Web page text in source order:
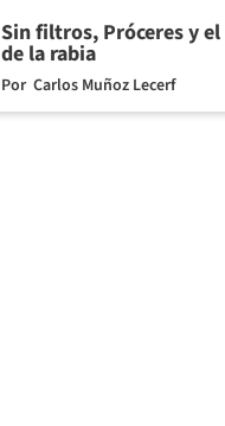
Sin filtros, Próceres y
de la rabia
Por Carlos Muñoz Lecerf